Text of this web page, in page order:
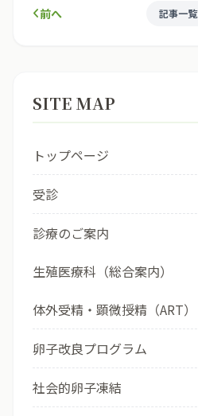
前へ 記事一覧
SITE MAP
トップページ
受診
診療のご案内
生殖医療科（総合案内）
体外受精・顕微授精（ART）
卵子改良プログラム
社会的卵子凍結